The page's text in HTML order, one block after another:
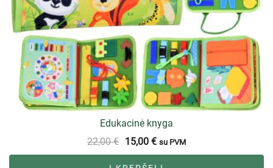
Edukacinė knyga
22,00€ 15,00 € su PVM